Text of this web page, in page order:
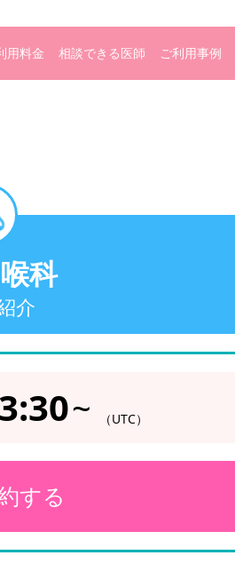
用料金 相談できる医師 ご利用事例
科
介
~ （UTC）
する